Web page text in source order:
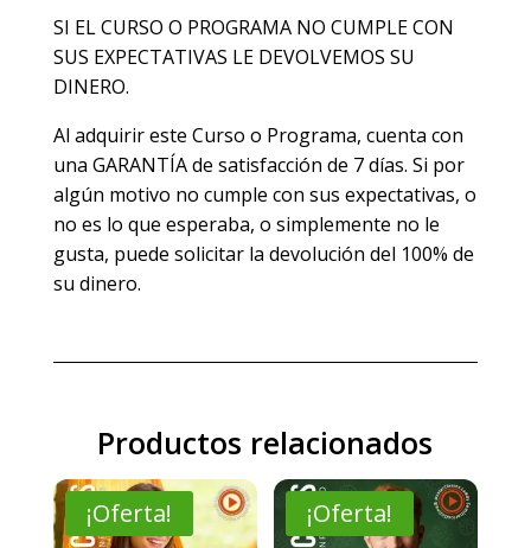
SI EL CURSO O PROGRAMA NO CUMPLE CON
SUS EXPECTATIVAS LE DEVOLVEMOS SU
DINERO.
Al adquirir este Curso o Programa, cuenta con
una GARANTÍA de satisfacción de 7 días. Si por
algún motivo no cumple con sus expectativas, o
no es lo que esperaba, o simplemente no le
gusta, puede solicitar la devolución del 100% de
su dinero.
Productos relacionados
¡Oferta! ¡Oferta!